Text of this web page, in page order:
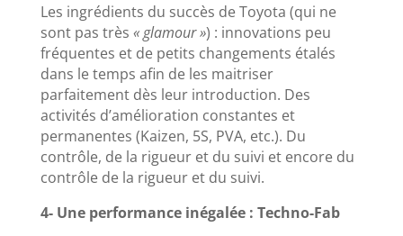
Les ingrédients du succès de Toyota (qui ne
sont pas très « glamour ») : innovations peu
fréquentes et de petits changements étalés
dans le temps afin de les maitriser
parfaitement dès leur introduction. Des
activités d’amélioration constantes et
permanentes (Kaizen, 5S, PVA, etc.). Du
contrôle, de la rigueur et du suivi et encore du
contrôle de la rigueur et du suivi.
4- Une performance inégalée : Techno-Fab